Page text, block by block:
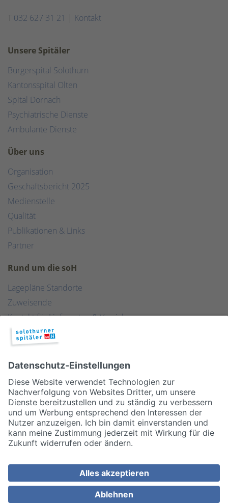
T 032 627 31 21 | Kontakt
Unsere Spitäler
Bürgerspital Solothurn
Kantonsspital Olten
Spital Dornach
Psychiatrische Dienste
Ambulante Dienste
Über uns
Organisation
Geschäftsbericht 2025
Medienstelle
Qualität
Publikationen & Links
Partner
Rund um die soH
Lagepläne Standorte
Zuweisende
Kontakt für Lieferanten & Versicherungen
Zentralwäscherei
HEBSORG
Spital Club
Disclaimer/Datenschutz
Allgemeine Geschäftsbedingungen